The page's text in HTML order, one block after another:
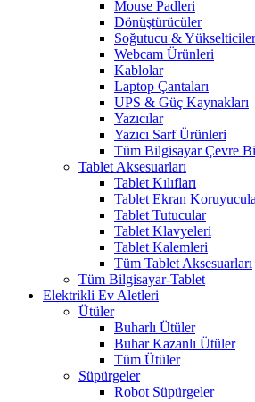
Mouse Padleri
Dönüştürücüler
Soğutucu & Yükselticiler
Webcam Ürünleri
Kablolar
Laptop Çantaları
UPS & Güç Kaynakları
Yazıcılar
Yazıcı Sarf Ürünleri
Tüm Bilgisayar Çevre
Tablet Aksesuarları
Tablet Kılıfları
Tablet Ekran
Tablet Tutucular
Tablet Klavyeleri
Tablet Kalemleri
Tüm Tablet Aksesuarları
Tüm Bilgisayar-Tablet
Elektrikli Ev Aletleri
Ütüler
Buharlı Ütüler
Buhar Kazanlı Ütüler
Tüm Ütüler
Süpürgeler
Robot Süpürgeler